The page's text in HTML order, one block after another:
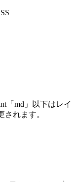
「md」以下はレイ
れます。